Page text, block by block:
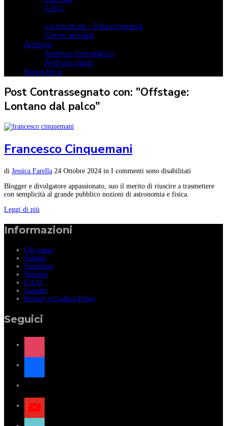
F.A.Q.
La struttura – Palacongressi
Come arrivare
Archivio
Archivio fotografico
Archivio ospiti
News blog
Post Contrassegnato con: "Offstage:
Lontano dal palco"
Francesco Cinquemani
di Jessica Farella 24 Ottobre 2024 in I commenti sono disabilitati
Blogger e divulgatore appassionato, suo il merito di riuscire a trasmettere
con semplicità al grande pubblico nozioni di astronomia e fisica.
Leggi di più
Informazioni
Chi siamo
Stampa
Espositori
Sponsor
F.A.Q.
Contatti
Privacy e Cookies Policy
Seguici
instagram
facebook
x
youtube
tiktok